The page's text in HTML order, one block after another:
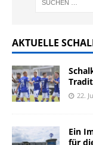
AKTUELLE
22.
Ein
für